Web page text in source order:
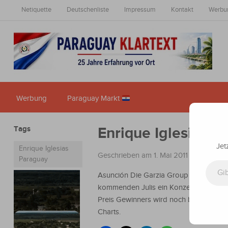
Netiquette Deutschenliste Impressum Kontakt
Werbung Paraguay Markt
Tags
Enrique Iglesias
Paraguay
Enrique Iglesias
Geschrieben am 1. Mai 2011
Asunción Die Garzia Group bestätigte
kommenden Julis ein Konzert in
Preis Gewinners wird noch bekannt
Charts.